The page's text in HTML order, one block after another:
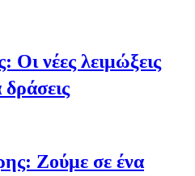
νέες λειμώξεις
Ζούμε σε ένα